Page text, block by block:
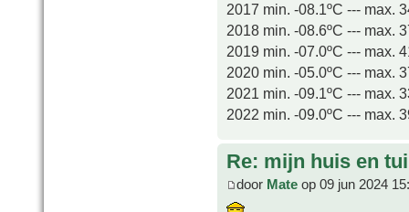
2017 min. -08.1ºC --- max.
2018 min. -08.6ºC --- max.
2019 min. -07.0ºC --- max.
2020 min. -05.0ºC --- max.
2021 min. -09.1ºC --- max.
2022 min. -09.0ºC --- max.
Re: mijn huis en
door Mate op 09 jun 2024